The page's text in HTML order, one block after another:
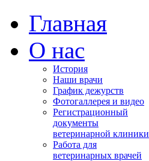
Главная
О нас
История
Наши врачи
График дежурств
Фотогаллерея и видео
Регистрационный
документы
ветеринарной клиники
Работа для
ветеринарных врачей